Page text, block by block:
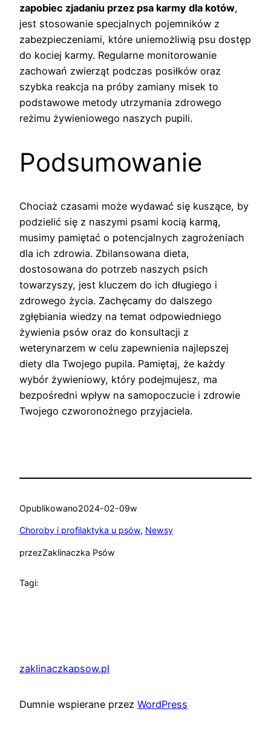
zapobiec zjadaniu przez psa karmy dla kotów,
jest stosowanie specjalnych pojemników z
zabezpieczeniami, które uniemożliwią psu dostęp
do kociej karmy. Regularne monitorowanie
zachowań zwierząt podczas posiłków oraz
szybka reakcja na próby zamiany misek to
podstawowe metody utrzymania zdrowego
reżimu żywieniowego naszych pupili.
Podsumowanie
Chociaż czasami może wydawać się kuszące, by
podzielić się z naszymi psami kocią karmą,
musimy pamiętać o potencjalnych zagrożeniach
dla ich zdrowia. Zbilansowana dieta,
dostosowana do potrzeb naszych psich
towarzyszy, jest kluczem do ich długiego i
zdrowego życia. Zachęcamy do dalszego
zgłębiania wiedzy na temat odpowiedniego
żywienia psów oraz do konsultacji z
weterynarzem w celu zapewnienia najlepszej
diety dla Twojego pupila. Pamiętaj, że każdy
wybór żywieniowy, który podejmujesz, ma
bezpośredni wpływ na samopoczucie i zdrowie
Twojego czworonożnego przyjaciela.
Opublikowano2024-02-09w
Choroby i profilaktyka u psów, Newsy
przezZaklinaczka Psów
Tagi:
zaklinaczkapsow.pl
Dumnie wspierane przez WordPress